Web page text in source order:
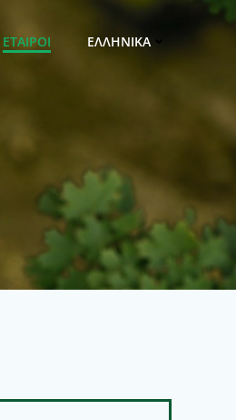
ΕΤΑΙΡΟΙ ΕΛΛΗΝΙΚΆ